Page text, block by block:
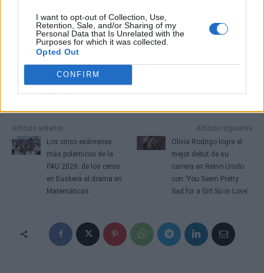
I want to opt-out of Collection, Use,
Retention, Sale, and/or Sharing of my
Personal Data that Is Unrelated with the
Purposes for which it was collected.
Opted Out
CONFIRM
Plato:Arroz fácil con alitas de Raquel Meroño
Raciones:10 personas (escalable)
Tiempo:40 minutos aproximadamente
📊Dificultad:Fácil
Artículo anterior
Los cinco exámenes
más polémicos de la
PAU 2026: de los ceros
en Euskera al drama en
Matemáticas
Artículo siguiente
Olivia Rodrigo logra el
mejor debut de su
carrera en Reino Unido
con 'You Seem Pretty
Sad for a Girl So in Love'